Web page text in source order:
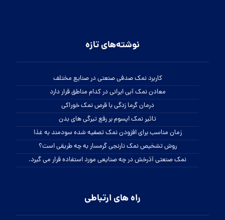
نوشته‌های تازه
کاربرد نمک صدفی صنعتی در صنایع مختلف
معادن نمک آبی ایرانی در کدام مناطق قرار دارد
درمان گرما زدگی با قرص نمک خوراکی
تاثیر نمک اپسوم بر رفع تیرگی های بدن
زمان مناسب برای افزودن نمک تصفیه شده سودمند به غذا
روش تشخیص نمک نارنجی گرمسار به چه طریقی است؟
نمک صنعتی آذرخش در چه صنایعی مورد استفاده قرار می گیرد.
راه های ارتباطی